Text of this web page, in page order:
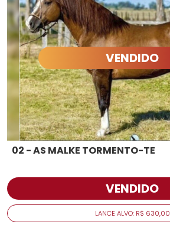
VENDIDO
02 - AS MALKE TORMENTO-TE
VENDIDO
LANCE ALVO: R$ 630,00